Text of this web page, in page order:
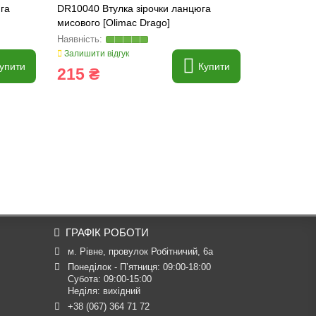
DR10040 Втулка зірочки ланцюга
мисового [Olimac Drago]
Залишити відгук
215 ₴ Купити
ГРАФІК РОБОТИ
м. Рівне, провулок Робітничий, 6а
Понеділок - П’ятниця: 09:00-18:00
Субота: 09:00-15:00
Неділя: вихідний
+38 (067) 364 71 72